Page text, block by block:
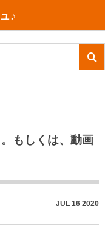
♪
もしくは、動画
JUL 16 2020